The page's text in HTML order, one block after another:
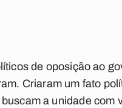
de oposição ao
Criaram um fato
a unidade com